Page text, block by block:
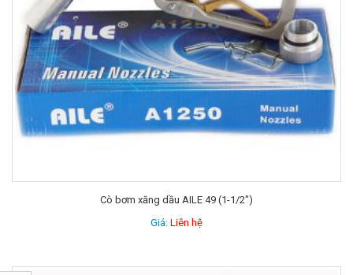
Cò bơm xăng dầu AILE 49 (1-1/2″)
Giá: Liên hệ